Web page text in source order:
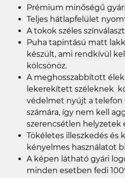
Prémium minőségű
Teljes hátlapfelület
A tokok széles
Puha tapintású matt
készült, ami rendkívül
kölcsönöz.
A meghosszabbított
lekerekített széleknek
védelmet nyújt a telefon
számára, így nem kell
szerencsétlen helyzetek
Tökéletes illeszkedés és
kényelmes használatot
A képen látható gyári
minden esetben fedi